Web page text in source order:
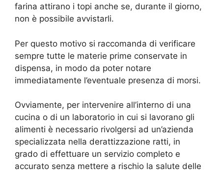
farina attirano i topi anche se, durante il giorno,
non è possibile avvistarli.
Per questo motivo si raccomanda di verificare
sempre tutte le materie prime conservate in
dispensa, in modo da poter notare
immediatamente l’eventuale presenza di morsi.
Ovviamente, per intervenire all’interno di una
cucina o di un laboratorio in cui si lavorano gli
alimenti è necessario rivolgersi ad un’azienda
specializzata nella derattizzazione ratti, in
grado di effettuare un servizio completo e
accurato senza mettere a rischio la salute delle